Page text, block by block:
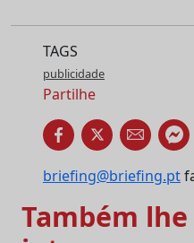
TAGS
publicidade
Partilhe
briefing@briefing.pt
Também